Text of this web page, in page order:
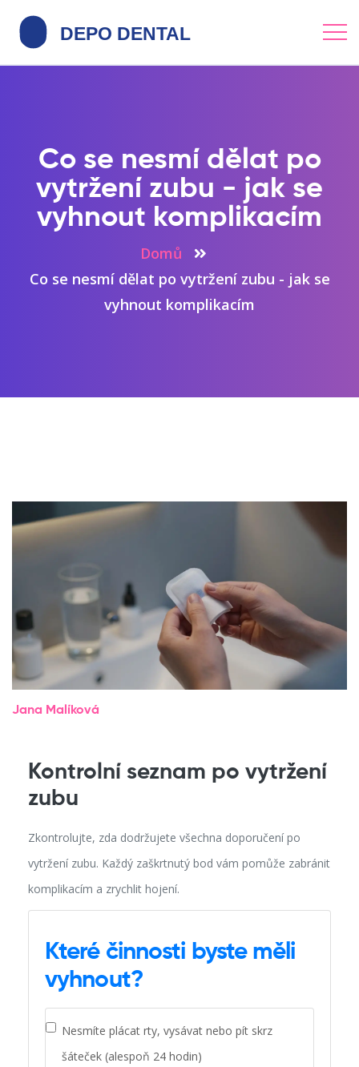
Co se nesmí dělat po
vytržení zubu - jak se
vyhnout komplikacím
Domů
Co se nesmí dělat po vytržení zubu - jak se
vyhnout komplikacím
Jana Malíková
Kontrolní seznam po vytržení
zubu
Zkontrolujte, zda dodržujete všechna doporučení po
vytržení zubu. Každý zaškrtnutý bod vám pomůže zabránit
komplikacím a zrychlit hojení.
Které činnosti byste měli
vyhnout?
Nesmíte plácat rty, vysávat nebo pít skrz
šáteček (alespoň 24 hodin)